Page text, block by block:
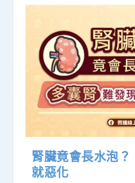
腎臟竟會長水泡
就惡化